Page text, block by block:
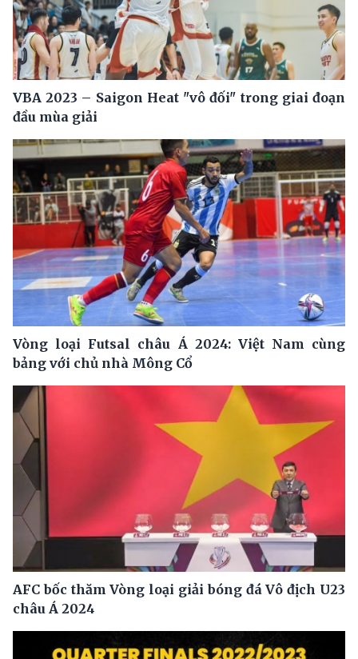
VBA 2023 – Saigon Heat "vô đối" trong giai đoạn
đầu mùa giải
Vòng loại Futsal châu Á 2024: Việt Nam cùng
bảng với chủ nhà Mông Cổ
AFC bốc thăm Vòng loại giải bóng đá Vô địch U23
châu Á 2024